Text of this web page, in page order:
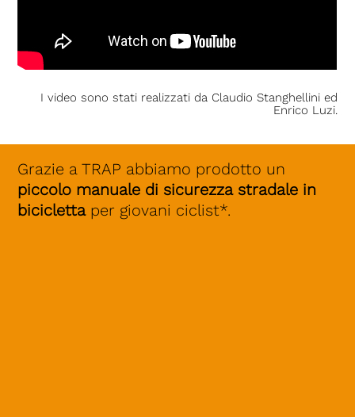
I video sono stati realizzati da Claudio Stanghellini ed
Enrico Luzi.
Grazie a TRAP abbiamo prodotto un
piccolo manuale di sicurezza stradale in
biciclettaper giovani ciclist*.